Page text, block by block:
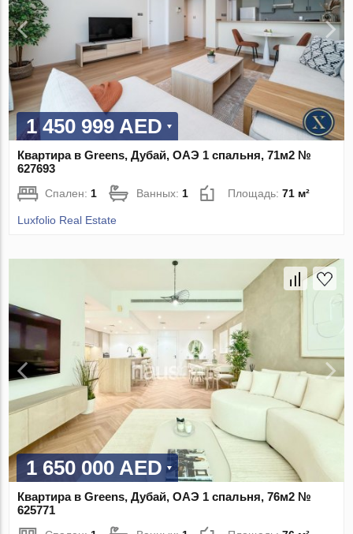
1 450 999 AED
Квартира в Greens, Дубай, ОАЭ 1 спальня, 71м2 №
627693
Спален: 1 Ванных: 1 Площадь:71 м²
Luxfolio Real Estate
1 650 000 AED
Квартира в Greens, Дубай, ОАЭ 1 спальня, 76м2 №
625771